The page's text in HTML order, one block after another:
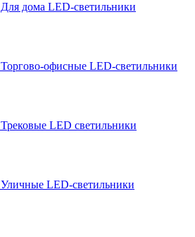
Для дома LED-светильники
Торгово-офисные LED-светильники
Трековые LED светильники
Уличные LED-светильники